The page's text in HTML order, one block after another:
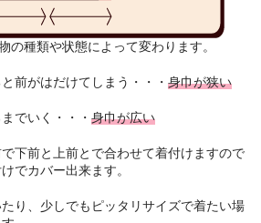
種類や状態によって変わります。
前がはだけてしまう・・・ 身巾が狭い
でいく・・・ 身巾が広い
下前と上前とで合わせて着付けますので
でカバー出来ます。
り、少しでもピッタリサイズで着たい場